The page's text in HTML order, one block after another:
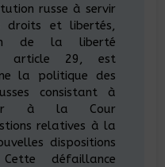
russe à servir
droits et libertés,
de la liberté
article 29, est
la politique des
consistant à
à la Cour
relatives à la
dispositions
défaillance